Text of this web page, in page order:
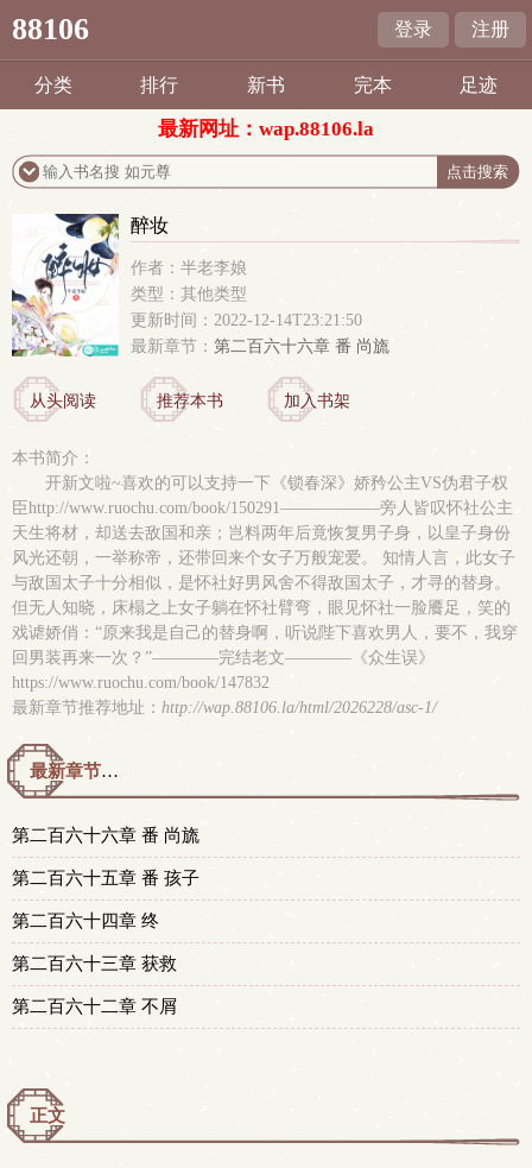
88106 登录 注册
分类 排行 新书 完本 足迹
最新网址：wap.88106.la
醉妆
作者：半老李娘
类型：其他类型
更新时间：2022-12-14T23:21:50
最新章节： 第二百六十六章 番 尚旒
从头阅读 推荐本书 加入书架
本书简介：
开新文啦~喜欢的可以支持一下《锁春深》娇矜公主VS伪君子权
臣http://www.ruochu.com/book/150291——————旁人皆叹怀社公主
天生将材，却送去敌国和亲；岂料两年后竟恢复男子身，以皇子身份
风光还朝，一举称帝，还带回来个女子万般宠爱。 知情人言，此女子
与敌国太子十分相似，是怀社好男风舍不得敌国太子，才寻的替身。
但无人知晓，床榻之上女子躺在怀社臂弯，眼见怀社一脸餍足，笑的
戏谑娇俏：“原来我是自己的替身啊，听说陛下喜欢男人，要不，我穿
回男装再来一次？”————完结老文————《众生误》
https://www.ruochu.com/book/147832
最新章节推荐地址： http://wap.88106.la/html/2026228/asc-1/
最新章节预览 更新时间：2022-12-14T23:21:50
第二百六十六章 番 尚旒
第二百六十五章 番 孩子
第二百六十四章 终
第二百六十三章 获救
第二百六十二章 不屑
正文